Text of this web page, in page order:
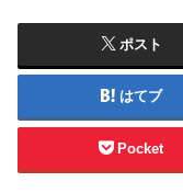
ポスト
はてブ
Pocket